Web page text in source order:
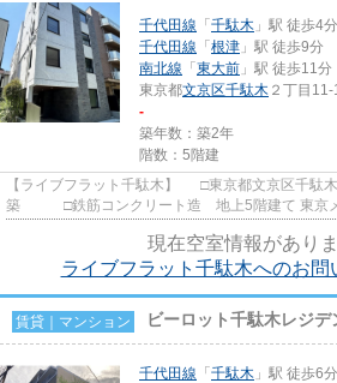
千代田線 「 千駄木 」駅 徒歩4分
千代田線 「 根津 」駅 徒歩9分
南北線 「 東大前 」駅 徒歩11分
東京都文京区千駄木 ２丁目11-
-
築年数：築2年
階数：5階建
【ライブフラット千駄木】 □東京都文京区千駄木二丁目
築 □鉄筋コンクリート造 地上5階建て 東京メトロ千代田線「千駄木駅」か
現在空室情報がありま
ライブフラット千駄木へのお問
賃貸｜マンション ビーロット千駄木レジデ
千代田線 「 千駄木 」駅 徒歩6分